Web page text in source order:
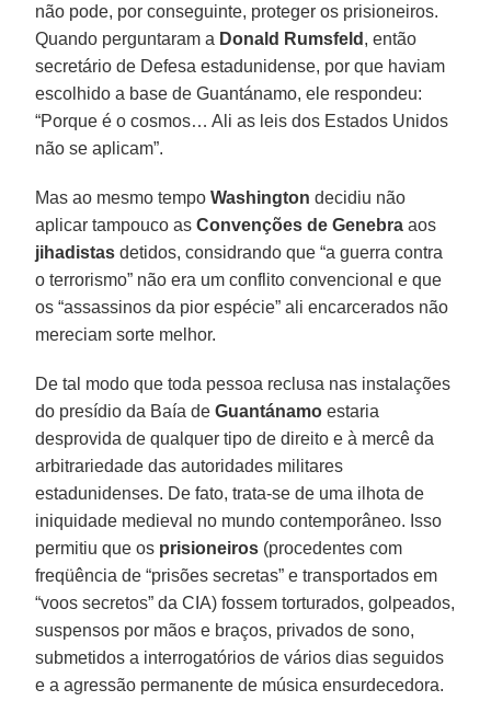
não pode, por conseguinte, proteger os prisioneiros.
Quando perguntaram a Donald Rumsfeld , então
secretário de Defesa estadunidense, por que haviam
escolhido a base de Guantánamo, ele respondeu:
“Porque é o cosmos… Ali as leis dos Estados Unidos
não se aplicam”.
Mas ao mesmo tempoWashington decidiu não
aplicar tampouco asConvenções de Genebra aos
jihadistas detidos, considrando que “a guerra contra
o terrorismo” não era um conflito convencional e que
os “assassinos da pior espécie” ali encarcerados não
mereciam sorte melhor.
De tal modo que toda pessoa reclusa nas instalações
do presídio da Baía deGuantánamo estaria
desprovida de qualquer tipo de direito e à mercê da
arbitrariedade das autoridades militares
estadunidenses. De fato, trata-se de uma ilhota de
iniquidade medieval no mundo contemporâneo. Isso
permitiu que os prisioneiros (procedentes com
freqüência de “prisões secretas” e transportados em
“voos secretos” da CIA) fossem torturados, golpeados,
suspensos por mãos e braços, privados de sono,
submetidos a interrogatórios de vários dias seguidos
e a agressão permanente de música ensurdecedora.